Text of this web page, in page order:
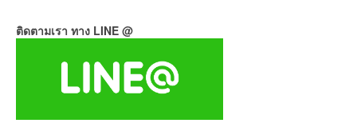
ติดตามเรา ทาง LINE @